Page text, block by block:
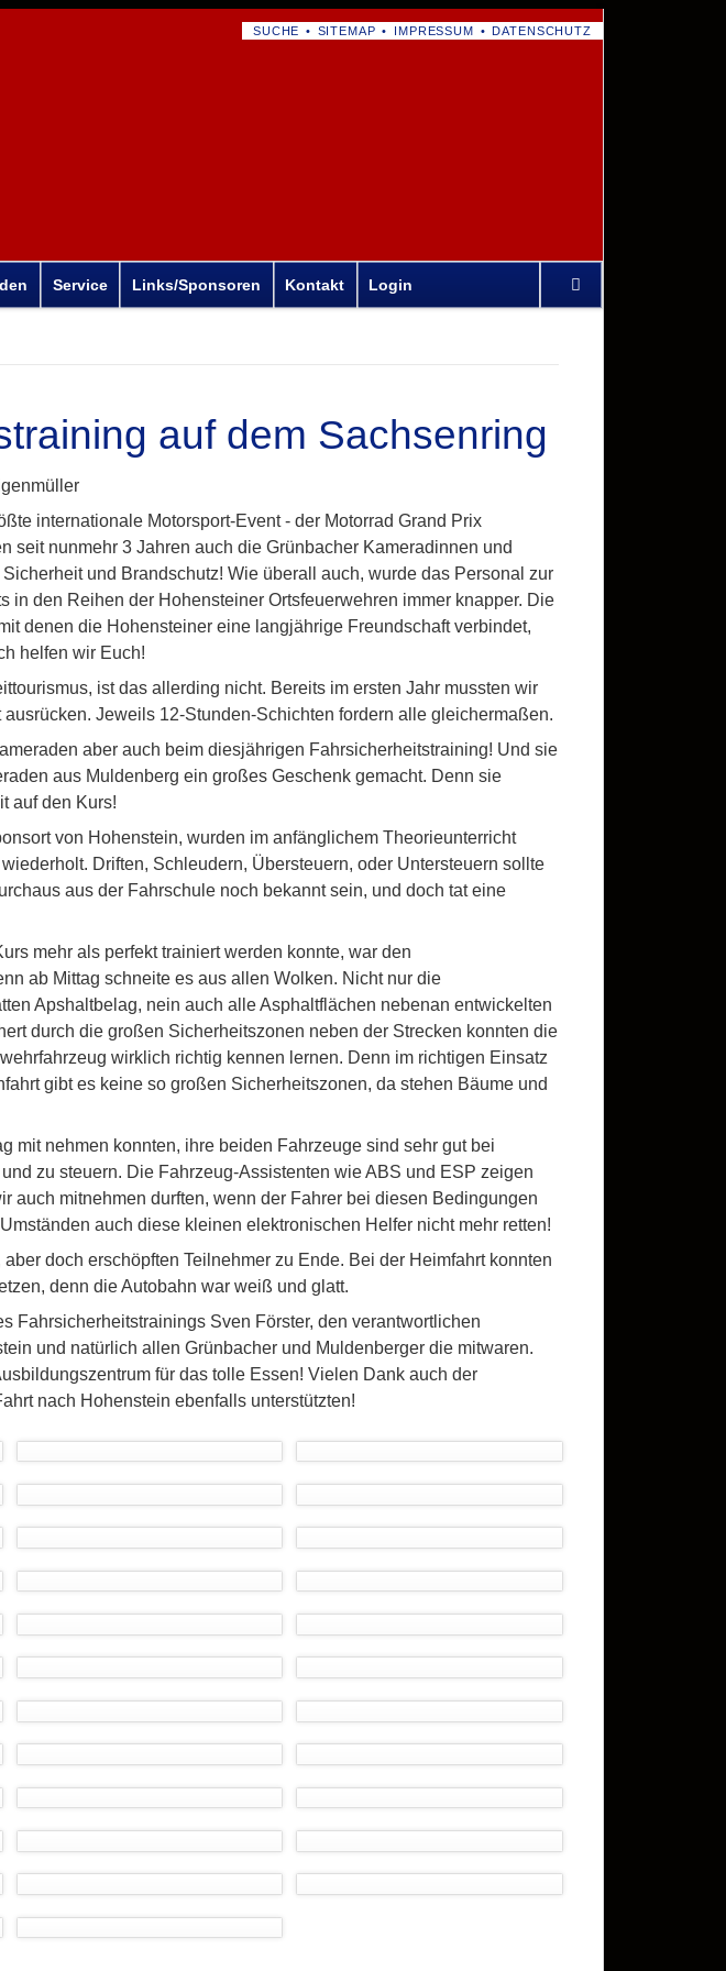
NAVIGATION
SUCHE SITEMAP IMPRESSUM DATENSCHUTZ
überspringen
Service Links/Sponsoren Kontakt Login
auf dem Sachsenring
internationale Motorsport-Event - der Motorrad Grand Prix
seit nunmehr 3 Jahren auch die Grünbacher Kameradinnen und
und Brandschutz! Wie überall auch, wurde das Personal zur
in den Reihen der Hohensteiner Ortsfeuerwehren immer knapper. Die
denen die Hohensteiner eine langjährige Freundschaft verbindet,
helfen wir Euch!
ist das allerding nicht. Bereits im ersten Jahr mussten wir
Jeweils 12-Stunden-Schichten fordern alle gleichermaßen.
aber auch beim diesjährigen Fahrsicherheitstraining! Und sie
aus Muldenberg ein großes Geschenk gemacht. Denn sie
auf den Kurs!
von Hohenstein, wurden im anfänglichem Theorieunterricht
Driften, Schleudern, Übersteuern, oder Untersteuern sollte
aus der Fahrschule noch bekannt sein, und doch tat eine
mehr als perfekt trainiert werden konnte, war den
ab Mittag schneite es aus allen Wolken. Nicht nur die
Apshaltbelag, nein auch alle Asphaltflächen nebenan entwickelten
durch die großen Sicherheitszonen neben der Strecken konnten die
wirklich richtig kennen lernen. Denn im richtigen Einsatz
gibt es keine so großen Sicherheitszonen, da stehen Bäume und
mit nehmen konnten, ihre beiden Fahrzeuge sind sehr gut bei
zu steuern. Die Fahrzeug-Assistenten wie ABS und ESP zeigen
auch mitnehmen durften, wenn der Fahrer bei diesen Bedingungen
auch diese kleinen elektronischen Helfer nicht mehr retten!
doch erschöpften Teilnehmer zu Ende. Bei der Heimfahrt konnten
denn die Autobahn war weiß und glatt.
Fahrsicherheitstrainings Sven Förster, den verantwortlichen
und natürlich allen Grünbacher und Muldenberger die mitwaren.
für das tolle Essen! Vielen Dank auch der
nach Hohenstein ebenfalls unterstützten!